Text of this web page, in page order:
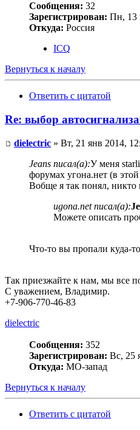
Сообщения: 32
Зарегистрирован: Пн, 13
Откуда: Россия
ICQ
Вернуться к началу
Ответить с цитатой
Re: выбор
dielectric » Вт, 21 янв 2014,
Jeans писал(а):У меня
форумах угона.нет (в этой
Вобще я так понял, никто
ugona.net писал(а):
Можете описать
Что-то вы пропали куда-
Так приезжайте к нам, мы все
С уважением, Владимир.
+7-906-770-46-83
dielectric
Сообщения: 352
Зарегистрирован: Вс, 25
Откуда: МО-запад
Вернуться к началу
Ответить с цитатой